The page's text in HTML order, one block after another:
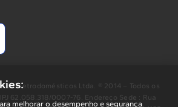
de Eletrodomésticos Ltda. ® 2014 – Todos os
62.058.318/0007-76. Endereço Sede : Rua
melhorar o desempenho e segurança